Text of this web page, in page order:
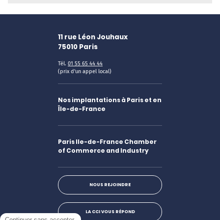
11 rue Léon Jouhaux
75010 Paris
Tél. 01 55 65 44 44
(prix d'un appel local)
Nos implantations à Paris et en
Île-de-France
Paris Ile-de-France Chamber
of Commerce and Industry
NOUS REJOINDRE
LA CCI VOUS RÉPOND